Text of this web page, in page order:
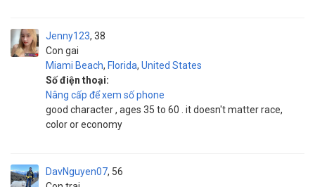
Jenny123
Con gai
38
Miami Beach, Florida, United States
Số điện thoại:
Nâng cấp để xem số phone
good character , ages 35 to 60 . it doesn't matter race,
color or economy
DavNguyen07 56